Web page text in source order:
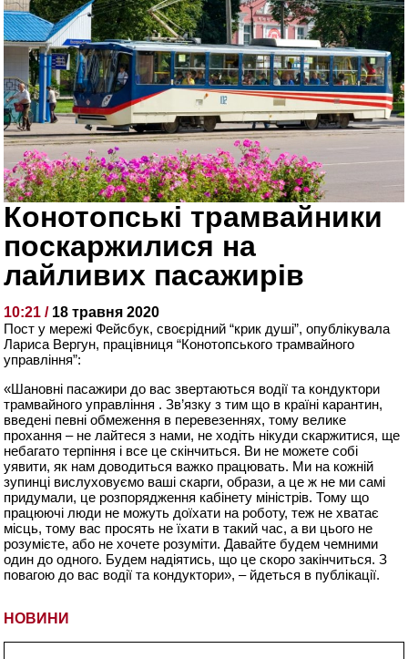
НОВИНИ
Конотопські трамвайники
поскаржилися на
лайливих пасажирів
10:21 / 18 травня 2020
Пост у мережі Фейсбук, своєрідний “крик душі”, опублікувала
Лариса Вергун, працівниця “Конотопського трамвайного
управління”:
«Шановні пасажири до вас звертаються водії та кондуктори
трамвайного управління . Зв’язку з тим що в країні карантин,
введені певні обмеження в перевезеннях, тому велике
прохання – не лайтеся з нами, не ходіть нікуди скаржитися, ще
небагато терпіння і все це скінчиться. Ви не можете собі
уявити, як нам доводиться важко працювать. Ми на кожній
зупинці вислуховуємо ваші скарги, образи, а це ж не ми самі
придумали, це розпорядження кабінету міністрів. Тому що
працюючі люди не можуть доїхати на роботу, теж не хватає
місць, тому вас просять не їхати в такий час, а ви цього не
розумієте, або не хочете розуміти. Давайте будем чемними
один до одного. Будем надіятись, що це скоро закінчиться. З
повагою до вас водії та кондуктори»,– йдеться в публікації.